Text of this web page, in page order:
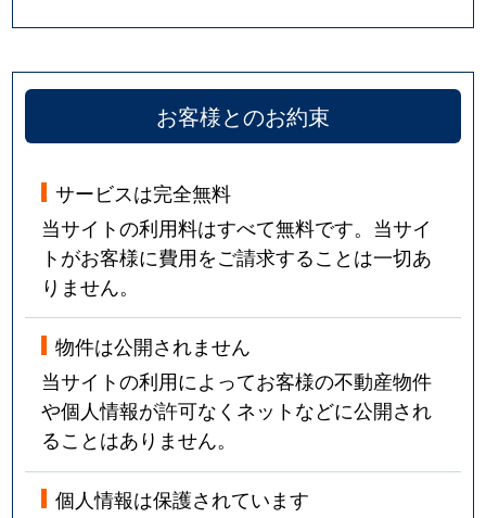
お客様とのお約束
サービスは完全無料
当サイトの利用料はすべて無料です。当サイ
トがお客様に費用をご請求することは一切あ
りません。
物件は公開されません
当サイトの利用によってお客様の不動産物件
や個人情報が許可なくネットなどに公開され
ることはありません。
個人情報は保護されています